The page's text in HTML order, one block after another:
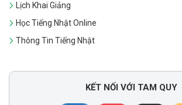
Lịch Khai Giảng
Học Tiếng Nhật Online
Thông Tin Tiếng Nhật
KẾT NỐI VỚI TAM QUY